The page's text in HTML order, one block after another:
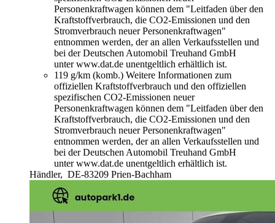
Personenkraftwagen können dem "Leitfaden über den
Kraftstoffverbrauch, die CO2-Emissionen und den
Stromverbrauch neuer Personenkraftwagen"
entnommen werden, der an allen Verkaufsstellen und
bei der Deutschen Automobil Treuhand GmbH
unter www.dat.de unentgeltlich erhältlich ist.
119 g/km (komb.) Weitere Informationen zum
offiziellen Kraftstoffverbrauch und den offiziellen
spezifischen CO2-Emissionen neuer
Personenkraftwagen können dem "Leitfaden über den
Kraftstoffverbrauch, die CO2-Emissionen und den
Stromverbrauch neuer Personenkraftwagen"
entnommen werden, der an allen Verkaufsstellen und
bei der Deutschen Automobil Treuhand GmbH
unter www.dat.de unentgeltlich erhältlich ist.
Händler, DE-83209 Prien-Bachham